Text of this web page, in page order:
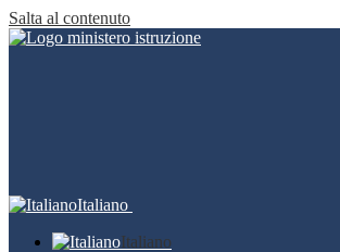
Salta al contenuto
Italiano
Italiano